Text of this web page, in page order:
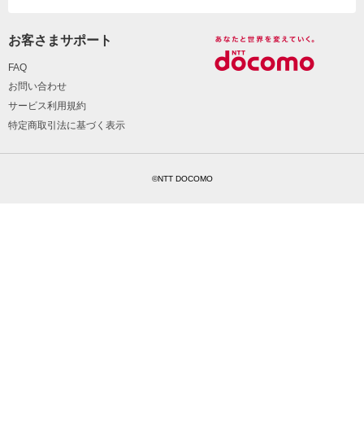
お客さまサポート
FAQ
お問い合わせ
サービス利用規約
特定商取引法に基づく表示
©NTT DOCOMO